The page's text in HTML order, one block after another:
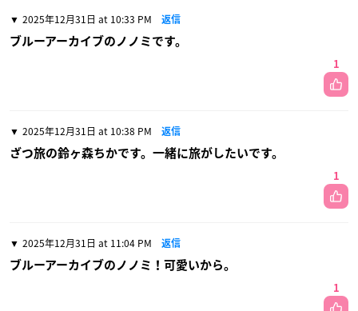
2025年12月31日 at 10:33 PM 返信
ブルーアーカイブのノノミです。
1
2025年12月31日 at 10:38 PM 返信
ざつ旅の鈴ヶ森ちかです。一緒に旅がしたいです。
1
2025年12月31日 at 11:04 PM 返信
ブルーアーカイブのノノミ！可愛いから。
1